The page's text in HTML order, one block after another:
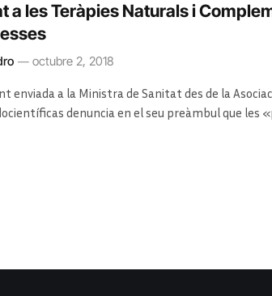
a les Teràpies Naturals i
octubre 2, 2018
enviada a la Ministra de Sanitat des de la
denuncia en el seu preàmbul que les